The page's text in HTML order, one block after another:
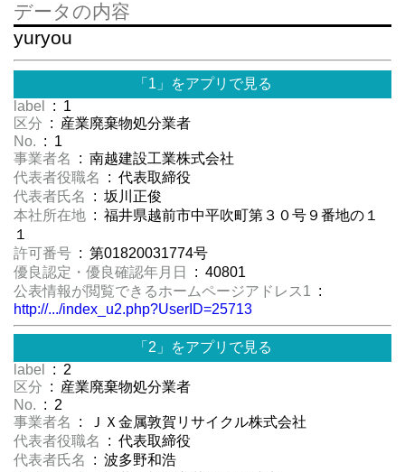
データの内容
yuryou
「1」をアプリで見る
label
: 1
区分 : 産業廃棄物処分業者
No. : 1
事業者名
: 南越建設工業株式会社
代表者役職名
: 代表取締役
代表者氏名
: 坂川正俊
本社所在地 : 福井県越前市中平吹町第３０号９番地の１
１
許可番号 : 第01820031774号
優良認定・優良確認年月日
: 40801
公表情報が閲覧できるホームページアドレス1 :
http://.../index_u2.php?UserID=25713
「2」をアプリで見る
label
: 2
区分 : 産業廃棄物処分業者
No. : 2
事業者名
: ＪＸ金属敦賀リサイクル株式会社
代表者役職名
: 代表取締役
代表者氏名
: 波多野和浩